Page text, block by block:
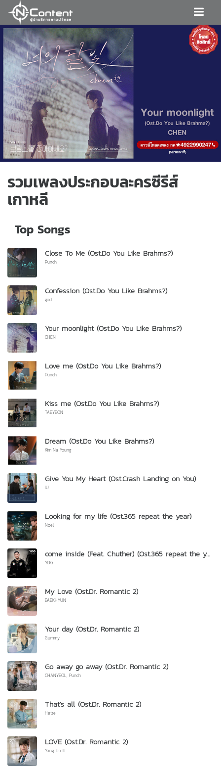
รวมเพลงประกอบละครซีรีส์
เกาหลี
Top Songs
Close To Me (Ost.Do You Like Brahms?)
Punch
Confession (Ost.Do You Like Brahms?)
god
Your moonlight (Ost.Do You Like Brahms?)
CHEN
Love me (Ost.Do You Like Brahms?)
Punch
Kiss me (Ost.Do You Like Brahms?)
TAEYEON
Dream (Ost.Do You Like Brahms?)
Kim Na Young
Give You My Heart (Ost.Crash Landing on You)
IU
Looking for my life (Ost.365 repeat the year)
Noel
come inside (Feat. Chuther) (Ost.365 repeat the year)
YDG
My Love (Ost.Dr. Romantic 2)
BAEKHYUN
Your day (Ost.Dr. Romantic 2)
Gummy
Go away go away (Ost.Dr. Romantic 2)
CHANYEOL, Punch
That's all (Ost.Dr. Romantic 2)
Heize
LOVE (Ost.Dr. Romantic 2)
Yang Da Il